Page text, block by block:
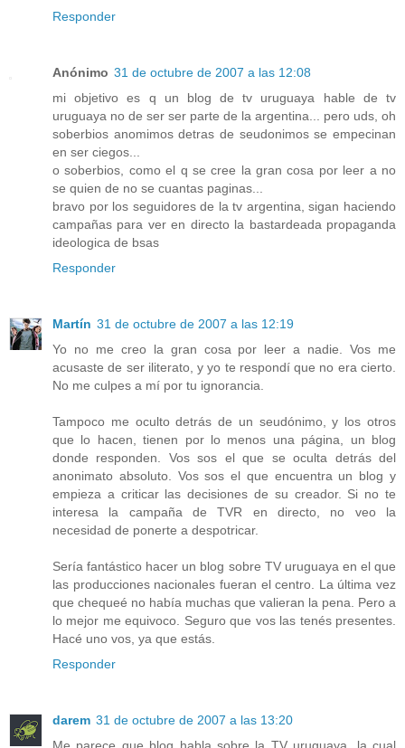
Responder
Anónimo 31 de octubre de 2007 a las 12:08
mi objetivo es q un blog de tv uruguaya hable de tv
uruguaya no de ser ser parte de la argentina... pero uds, oh
soberbios anomimos detras de seudonimos se empecinan
en ser ciegos...
o soberbios, como el q se cree la gran cosa por leer a no
se quien de no se cuantas paginas...
bravo por los seguidores de la tv argentina, sigan haciendo
campañas para ver en directo la bastardeada propaganda
ideologica de bsas
Responder
Martín 31 de octubre de 2007 a las 12:19
Yo no me creo la gran cosa por leer a nadie. Vos me
acusaste de ser iliterato, y yo te respondí que no era cierto.
No me culpes a mí por tu ignorancia.
Tampoco me oculto detrás de un seudónimo, y los otros
que lo hacen, tienen por lo menos una página, un blog
donde responden. Vos sos el que se oculta detrás del
anonimato absoluto. Vos sos el que encuentra un blog y
empieza a criticar las decisiones de su creador. Si no te
interesa la campaña de TVR en directo, no veo la
necesidad de ponerte a despotricar.
Sería fantástico hacer un blog sobre TV uruguaya en el que
las producciones nacionales fueran el centro. La última vez
que chequeé no había muchas que valieran la pena. Pero a
lo mejor me equivoco. Seguro que vos las tenés presentes.
Hacé uno vos, ya que estás.
Responder
darem 31 de octubre de 2007 a las 13:20